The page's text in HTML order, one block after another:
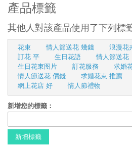
產品標籤
其他人對該產品使用了下列標
花束 情人節送花 幾錢 浪漫花
訂花 平
生日花語 情人節送花
生日花束图片
訂花服務 求婚
情人節送花 價錢
求婚花束 推薦
網上花店 好
情人節禮物
新增您的標籤：
新增標籤